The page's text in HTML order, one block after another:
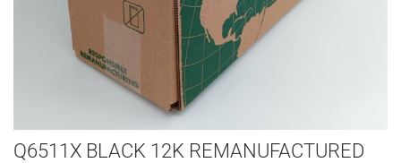
Q6511X BLACK 12K REMANUFACTURED